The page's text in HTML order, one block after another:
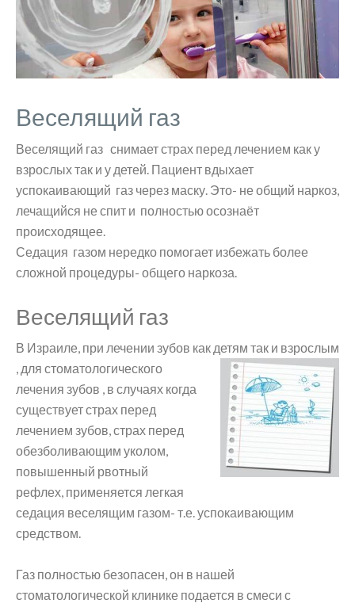
Веселящий газ
Веселящий газ снимает страх перед лечением как у
взрослых так и у детей. Пациент вдыхает
успокаивающий газ через маску. Это- не общий наркоз,
лечащийся не спит и полностью осознаёт
происходящее.
Седация газом нередко помогает избежать более
сложной процедуры- общего наркоза.
Веселящий газ
В Израиле, при лечении зубов как детям так и взрослым
, для стоматологического
лечения зубов , в случаях когда
существует страх перед
лечением зубов, страх перед
обезболивающим уколом,
повышенный рвотный
рефлех, применяется легкая
седация веселящим газом- т.е. успокаивающим
средством.
Газ полностью безопасен, он в нашей
стоматологической клинике подается в смеси с